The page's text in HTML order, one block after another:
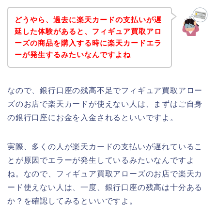
どうやら、過去に楽天カードの支払いが遅
延した体験があると、フィギュア買取アロ
ーズの商品を購入する時に楽天カードエラ
ーが発生するみたいなんですよね
なので、銀行口座の残高不足でフィギュア買取アロー
ズのお店で楽天カードが使えない人は、まずはご自身
の銀行口座にお金を入金されるといいですよ。
実際、多くの人が楽天カードの支払いが遅れているこ
とが原因でエラーが発生しているみたいなんですよ
ね。なので、フィギュア買取アローズのお店で楽天カ
ード使えない人は、一度、銀行口座の残高は十分ある
か？を確認してみるといいですよ。